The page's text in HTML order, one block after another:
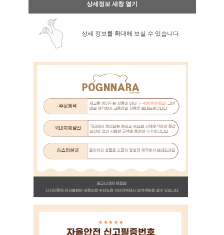
상세정보 새창 열기
상세 정보를 확대해 보실 수 있습니다.